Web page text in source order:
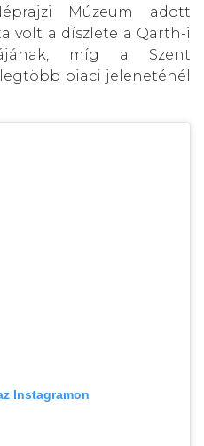
Múzeum adott
volt a díszlete a Qarth-i
míg a Szent
piaci jeleneténél
Instagramon